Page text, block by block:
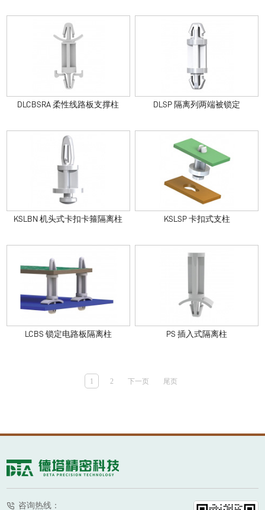
DLCBSRA 柔性线路板支撑柱 DLSP 隔离列两端被锁定
KSLBN 机头式卡扣卡箍隔离柱 KSLSP 卡扣式支柱
LCBS 锁定电路板隔离柱 PS 插入式隔离柱
1 2 下一页 尾页
咨询热线：